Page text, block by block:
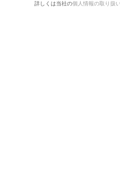
詳しくは当社の個人情報の取り扱